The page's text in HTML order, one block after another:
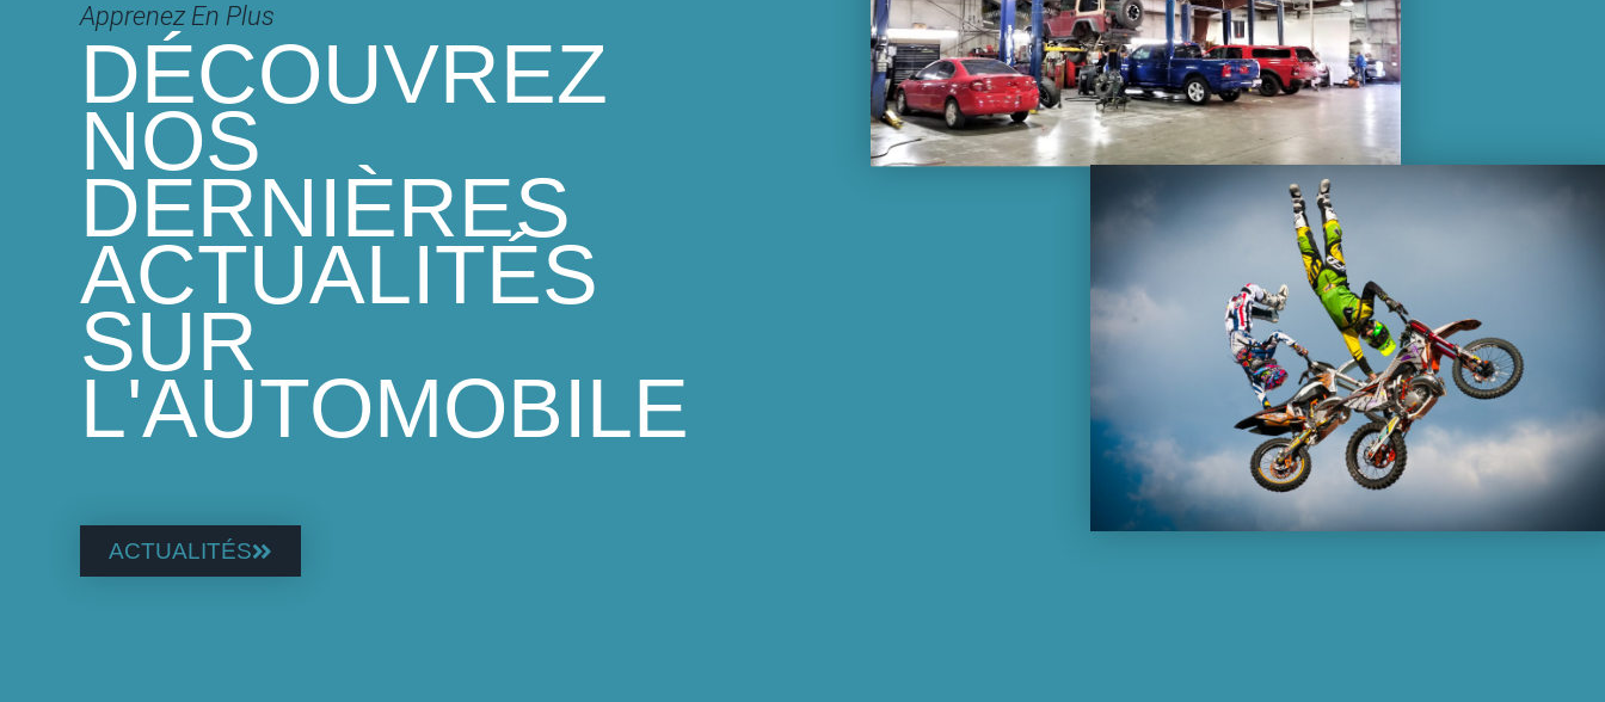
Apprenez En Plus
DÉCOUVREZ
NOS
DERNIÈRES
ACTUALITÉS
SUR
L'AUTOMOBILE
ACTUALITÉS